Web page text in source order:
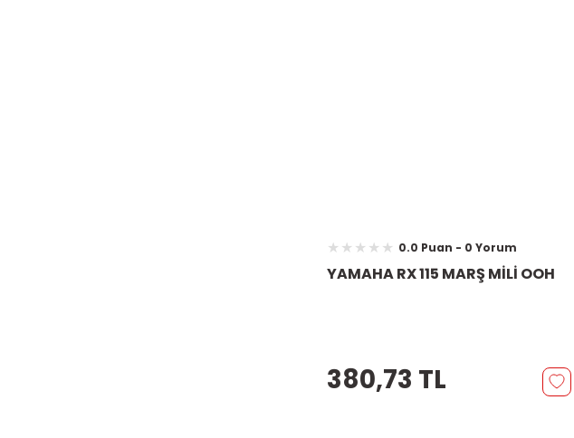
0.0 Puan - 0 Yorum
YAMAHA RX 115 MARŞ MİLİ OOH
380,73 TL